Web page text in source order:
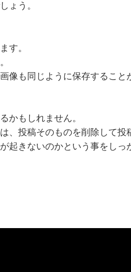
ょう。
す。
像も同じように保存すること
かもしれません。
、投稿そのものを削除して投
起きないのかという事をし